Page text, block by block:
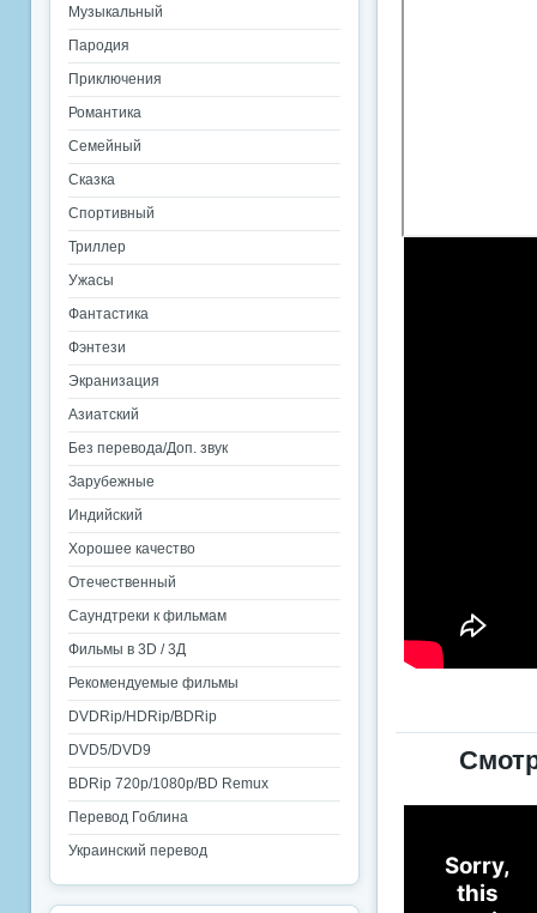
Музыкальный
Пародия
Приключения
Романтика
Семейный
Сказка
Спортивный
Триллер
Ужасы
Фантастика
Фэнтези
Экранизация
Азиатский
Без перевода/Доп. звук
Зарубежные
Индийский
Хорошее качество
Отечественный
Саундтреки к фильмам
Фильмы в 3D / 3Д
Рекомендуемые фильмы
DVDRip/HDRip/BDRip
DVD5/DVD9
BDRip 720p/1080p/BD Remux
Перевод Гоблина
Украинский перевод